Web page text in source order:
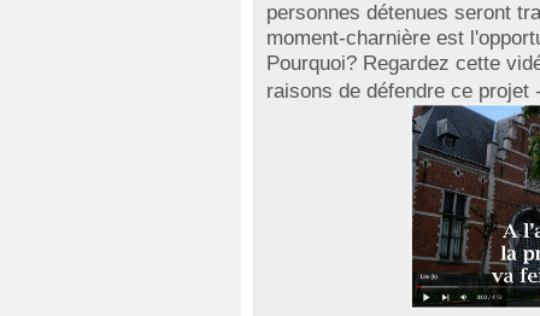
personnes détenues seront
moment-charnière est
Pourquoi? Regardez cette
raisons de défendre ce projet